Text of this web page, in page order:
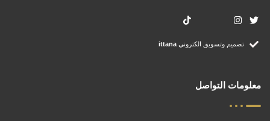
تصميم وتسويق الكترونيittana
معلومات التواصل